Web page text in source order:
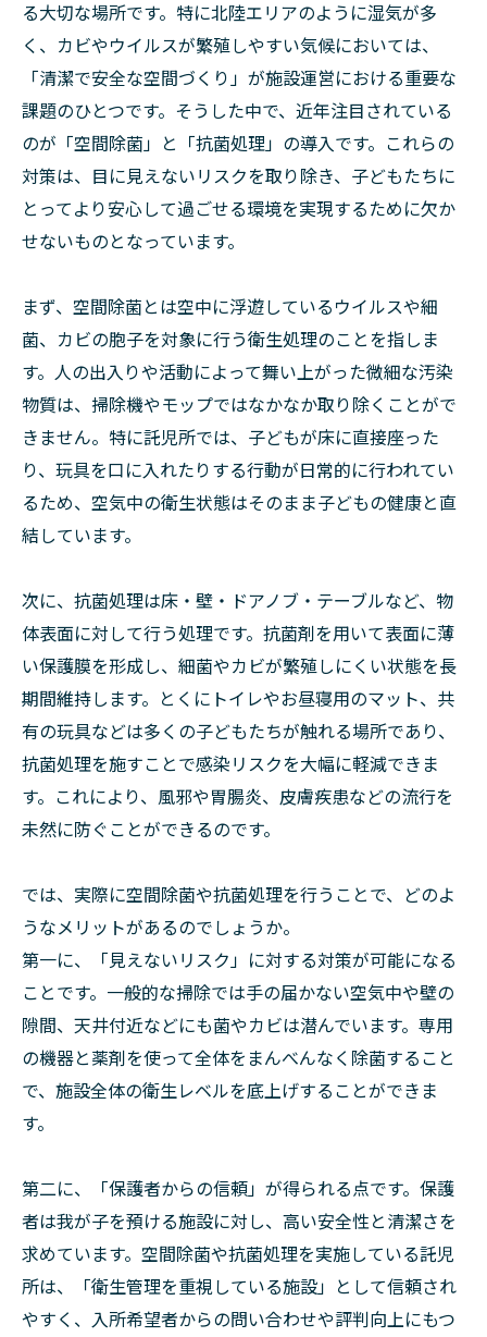
る大切な場所です。特に北陸エリアのように湿気が多
く、カビやウイルスが繁殖しやすい気候においては、
「清潔で安全な空間づくり」が施設運営における重要な
課題のひとつです。そうした中で、近年注目されている
のが「空間除菌」と「抗菌処理」の導入です。これらの
対策は、目に見えないリスクを取り除き、子どもたちに
とってより安心して過ごせる環境を実現するために欠か
せないものとなっています。
まず、空間除菌とは空中に浮遊しているウイルスや細
菌、カビの胞子を対象に行う衛生処理のことを指しま
す。人の出入りや活動によって舞い上がった微細な汚染
物質は、掃除機やモップではなかなか取り除くことがで
きません。特に託児所では、子どもが床に直接座った
り、玩具を口に入れたりする行動が日常的に行われてい
るため、空気中の衛生状態はそのまま子どもの健康と直
結しています。
次に、抗菌処理は床・壁・ドアノブ・テーブルなど、物
体表面に対して行う処理です。抗菌剤を用いて表面に薄
い保護膜を形成し、細菌やカビが繁殖しにくい状態を長
期間維持します。とくにトイレやお昼寝用のマット、共
有の玩具などは多くの子どもたちが触れる場所であり、
抗菌処理を施すことで感染リスクを大幅に軽減できま
す。これにより、風邪や胃腸炎、皮膚疾患などの流行を
未然に防ぐことができるのです。
では、実際に空間除菌や抗菌処理を行うことで、どのよ
うなメリットがあるのでしょうか。
第一に、「見えないリスク」に対する対策が可能になる
ことです。一般的な掃除では手の届かない空気中や壁の
隙間、天井付近などにも菌やカビは潜んでいます。専用
の機器と薬剤を使って全体をまんべんなく除菌すること
で、施設全体の衛生レベルを底上げすることができま
す。
第二に、「保護者からの信頼」が得られる点です。保護
者は我が子を預ける施設に対し、高い安全性と清潔さを
求めています。空間除菌や抗菌処理を実施している託児
所は、「衛生管理を重視している施設」として信頼され
やすく、入所希望者からの問い合わせや評判向上にもつ